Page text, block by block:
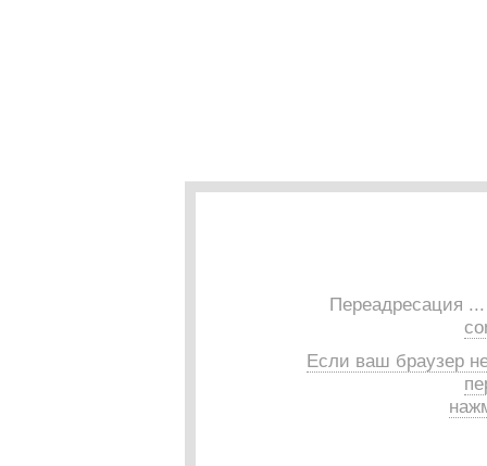
Переадресация
Если ваш браузер